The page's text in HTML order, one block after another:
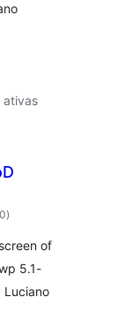
ativas
total
de
)
of
5.1-